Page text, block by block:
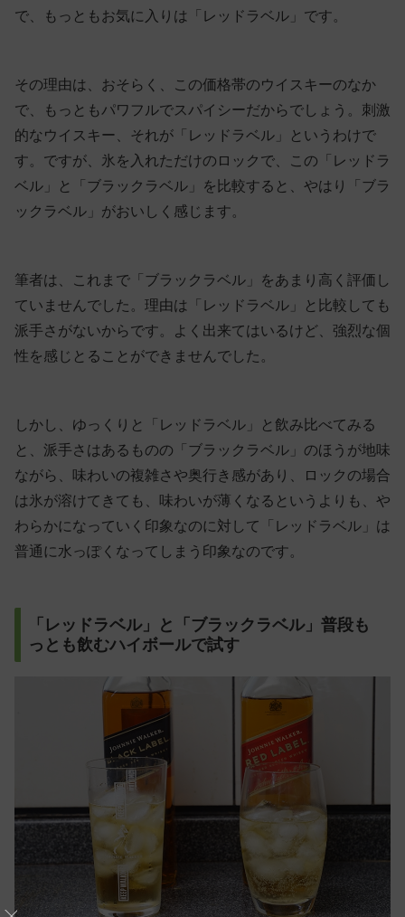
で、もっともお気に入りは「レッドラベル」です。
その理由は、おそらく、この価格帯のウイスキーのなか
で、もっともパワフルでスパイシーだからでしょう。刺激
的なウイスキー、それが「レッドラベル」というわけで
す。ですが、氷を入れただけのロックで、この「レッドラ
ベル」と「ブラックラベル」を比較すると、やはり「ブラ
ックラベル」がおいしく感じます。
筆者は、これまで「ブラックラベル」をあまり高く評価し
ていませんでした。理由は「レッドラベル」と比較しても
派手さがないからです。よく出来てはいるけど、強烈な個
性を感じとることができませんでした。
しかし、ゆっくりと「レッドラベル」と飲み比べてみる
と、派手さはあるものの「ブラックラベル」のほうが地味
ながら、味わいの複雑さや奥行き感があり、ロックの場合
は氷が溶けてきても、味わいが薄くなるというよりも、や
わらかになっていく印象なのに対して「レッドラベル」は
普通に水っぽくなってしまう印象なのです。
「レッドラベル」と「ブラックラベル」普段も
っとも飲むハイボールで試す